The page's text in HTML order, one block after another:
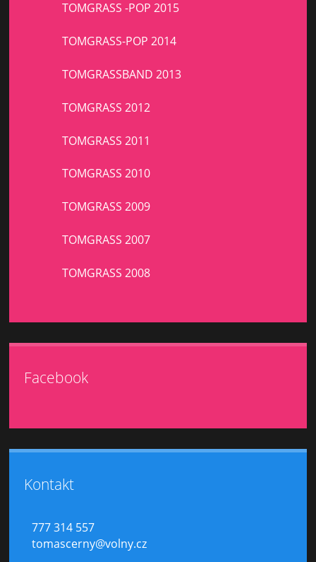
TOMGRASS -POP 2015
TOMGRASS-POP 2014
TOMGRASSBAND 2013
TOMGRASS 2012
TOMGRASS 2011
TOMGRASS 2010
TOMGRASS 2009
TOMGRASS 2007
TOMGRASS 2008
Facebook
Kontakt
777 314 557
tomascerny@volny.cz